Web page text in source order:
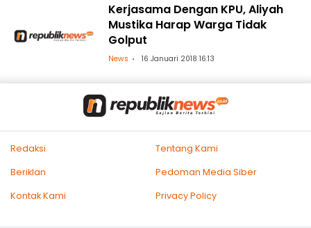
Kerjasama Dengan KPU, Aliyah
Mustika Harap Warga Tidak
Golput
News 16 Januari 2018 16:13
Redaksi
Tentang Kami
Beriklan
Pedoman Media Siber
Kontak Kami
Privacy Policy